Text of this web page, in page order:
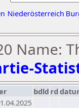
Niederösterreich
Name:
bdld rd